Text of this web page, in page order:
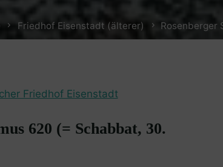
Friedhof Eisenstadt (älterer) Rosenberger
Friedhof Eisenstadt
620 (= Schabbat, 30.